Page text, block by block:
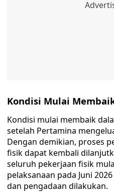
Kondisi Mulai
Kondisi mulai membaik
setelah Pertamina
Dengan demikian, proses
fisik dapat kembali
seluruh pekerjaan fisik
pelaksanaan pada Juni
dan pengadaan dilakukan.